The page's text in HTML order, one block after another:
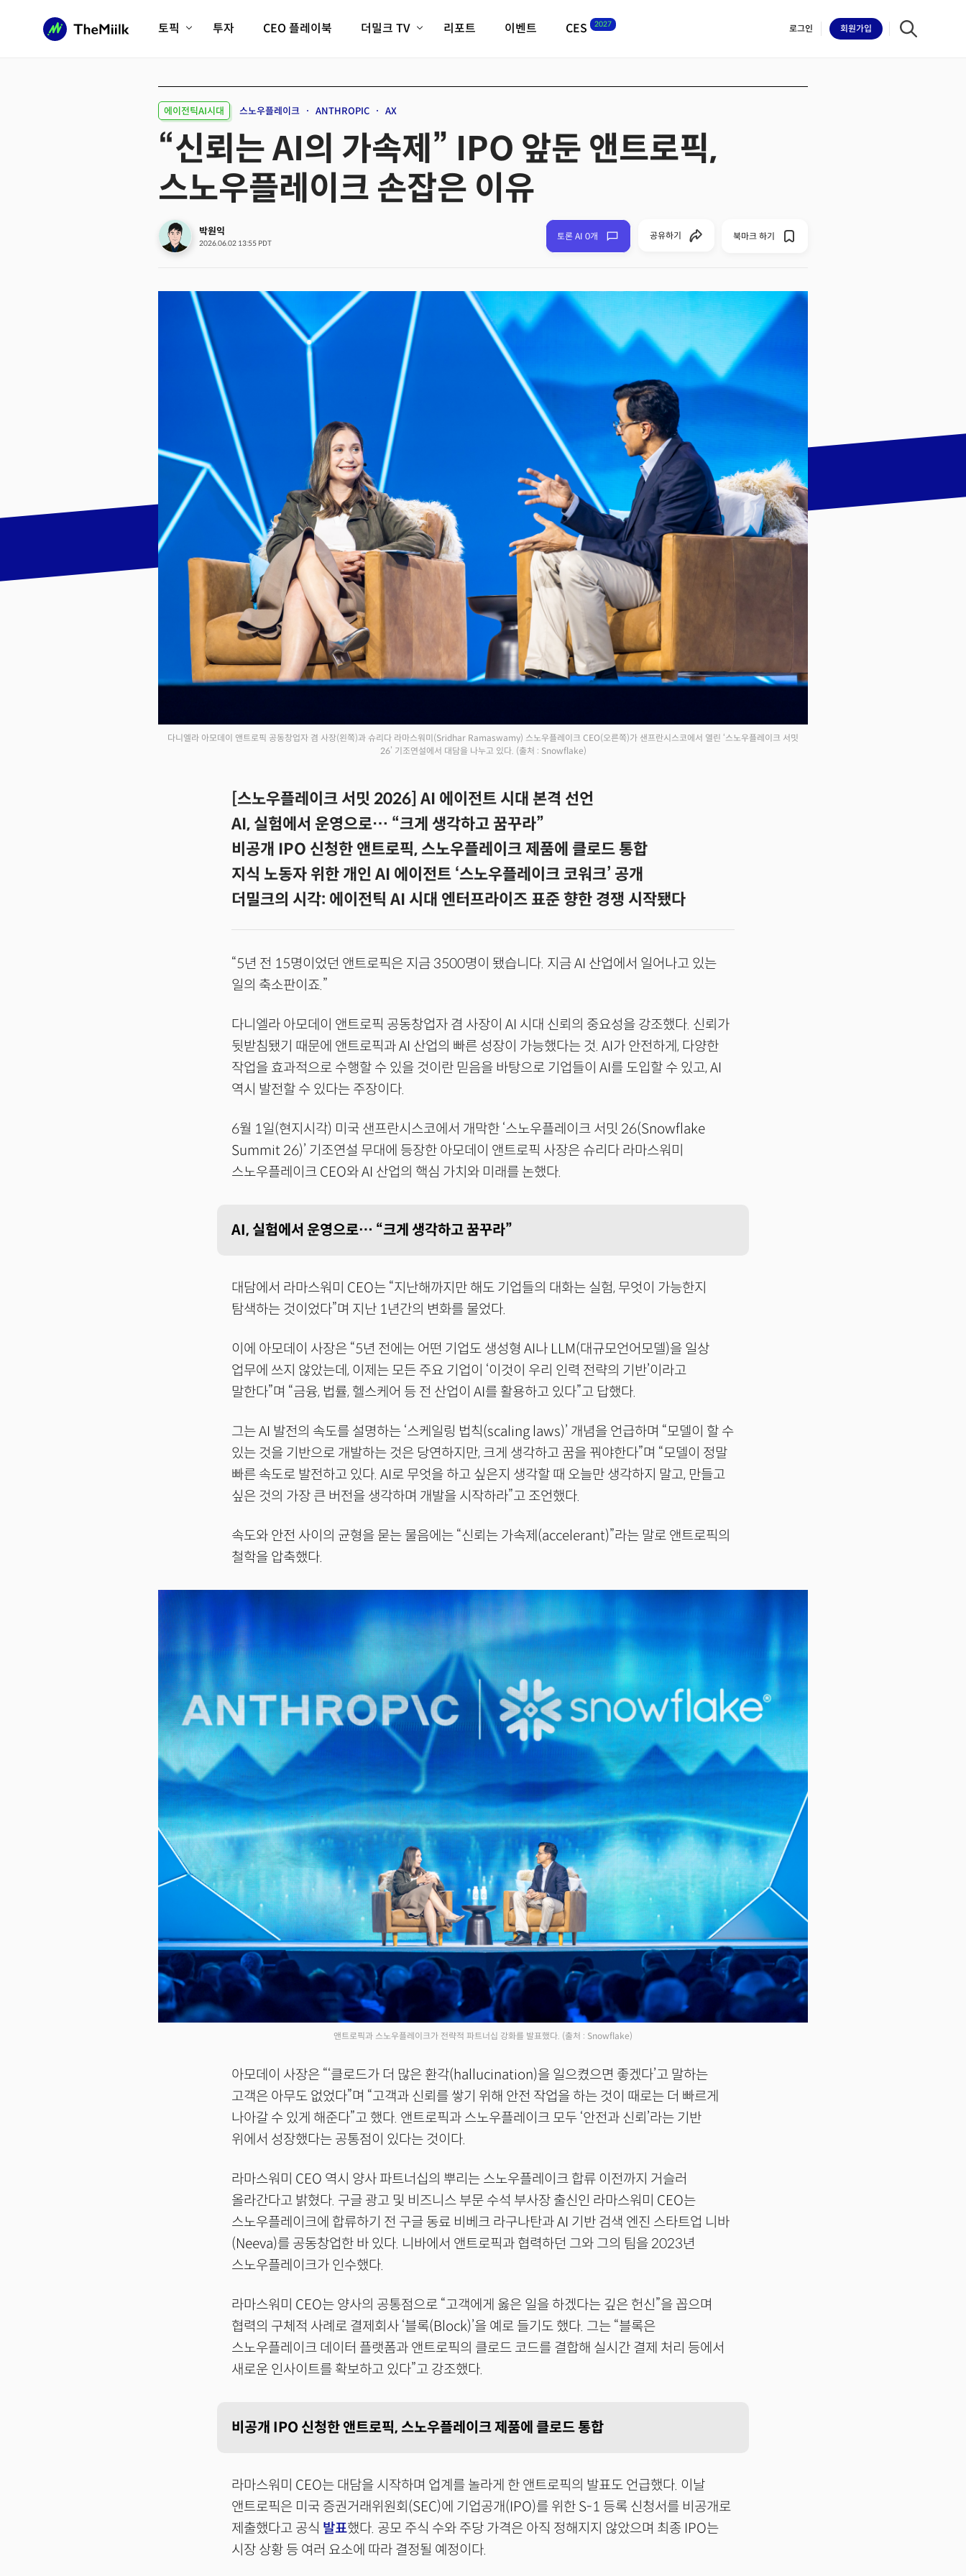
토픽
피지컬AI/로봇
AX비즈니스혁명
디지털자산
미래 교육/직업
전체 기사 보기
투자 CEO 플레이북 더밀크 TV
크리스의 뉴욕 시그널
더밀크 아카데미
더웨이브/트렌드쇼
리포트 이벤트 CES 2027
필드 가이드
CES2027 with TheMiilk
로그인 회원가입
에이전틱AI시대 스노우플레이크 ANTHROPIC AX
“신뢰는 AI의 가속제” IPO 앞둔 앤트로픽,
스노우플레이크 손잡은 이유
박원익
2026.06.02 13:55 PDT
토론 AI 0개 공유하기
Facebook Kakaotalk LinkedIn
기사링크 복사하기
북마크 하기
다니엘라 아모데이 앤트로픽 공동창업자 겸 사장(왼쪽)과 슈리다 라마스워미(Sridhar Ramaswamy) 스노우플레이크 CEO(오른쪽)가 샌프란시스코에서 열린 ‘스노우플레이크 서밋
26’ 기조연설에서 대담을 나누고 있다. (출처 : Snowflake)
[스노우플레이크 서밋 2026] AI 에이전트 시대 본격 선언
AI, 실험에서 운영으로… “크게 생각하고 꿈꾸라”
비공개 IPO 신청한 앤트로픽, 스노우플레이크 제품에 클로드 통합
지식 노동자 위한 개인 AI 에이전트 ‘스노우플레이크 코워크’ 공개
더밀크의 시각: 에이전틱 AI 시대 엔터프라이즈 표준 향한 경쟁 시작됐다
“5년 전 15명이었던 앤트로픽은 지금 3500명이 됐습니다. 지금 AI 산업에서 일어나고 있는
일의 축소판이죠.”
다니엘라 아모데이 앤트로픽 공동창업자 겸 사장이 AI 시대 신뢰의 중요성을 강조했다. 신뢰가
뒷받침됐기 때문에 앤트로픽과 AI 산업의 빠른 성장이 가능했다는 것. AI가 안전하게, 다양한
작업을 효과적으로 수행할 수 있을 것이란 믿음을 바탕으로 기업들이 AI를 도입할 수 있고, AI
역시 발전할 수 있다는 주장이다.
6월 1일(현지시각) 미국 샌프란시스코에서 개막한 ‘스노우플레이크 서밋 26(Snowflake
Summit 26)’ 기조연설 무대에 등장한 아모데이 앤트로픽 사장은 슈리다 라마스워미
스노우플레이크 CEO와 AI 산업의 핵심 가치와 미래를 논했다.
AI, 실험에서 운영으로… “크게 생각하고 꿈꾸라”
대담에서 라마스워미 CEO는 “지난해까지만 해도 기업들의 대화는 실험, 무엇이 가능한지
탐색하는 것이었다”며 지난 1년간의 변화를 물었다.
이에 아모데이 사장은 “5년 전에는 어떤 기업도 생성형 AI나 LLM(대규모언어모델)을 일상
업무에 쓰지 않았는데, 이제는 모든 주요 기업이 ‘이것이 우리 인력 전략의 기반’이라고
말한다”며 “금융, 법률, 헬스케어 등 전 산업이 AI를 활용하고 있다”고 답했다.
그는 AI 발전의 속도를 설명하는 ‘스케일링 법칙(scaling laws)’ 개념을 언급하며 “모델이 할 수
있는 것을 기반으로 개발하는 것은 당연하지만, 크게 생각하고 꿈을 꿔야한다”며 “모델이 정말
빠른 속도로 발전하고 있다. AI로 무엇을 하고 싶은지 생각할 때 오늘만 생각하지 말고, 만들고
싶은 것의 가장 큰 버전을 생각하며 개발을 시작하라”고 조언했다.
속도와 안전 사이의 균형을 묻는 물음에는 “신뢰는 가속제(accelerant)”라는 말로 앤트로픽의
철학을 압축했다.
앤트로픽과 스노우플레이크가 전략적 파트너십 강화를 발표했다. (출처 : Snowflake)
아모데이 사장은 “‘클로드가 더 많은 환각(hallucination)을 일으켰으면 좋겠다’고 말하는
고객은 아무도 없었다”며 “고객과 신뢰를 쌓기 위해 안전 작업을 하는 것이 때로는 더 빠르게
나아갈 수 있게 해준다”고 했다. 앤트로픽과 스노우플레이크 모두 ‘안전과 신뢰’라는 기반
위에서 성장했다는 공통점이 있다는 것이다.
라마스워미 CEO 역시 양사 파트너십의 뿌리는 스노우플레이크 합류 이전까지 거슬러
올라간다고 밝혔다. 구글 광고 및 비즈니스 부문 수석 부사장 출신인 라마스워미 CEO는
스노우플레이크에 합류하기 전 구글 동료 비베크 라구나탄과 AI 기반 검색 엔진 스타트업 니바
(Neeva)를 공동창업한 바 있다. 니바에서 앤트로픽과 협력하던 그와 그의 팀을 2023년
스노우플레이크가 인수했다.
라마스워미 CEO는 양사의 공통점으로 “고객에게 옳은 일을 하겠다는 깊은 헌신”을 꼽으며
협력의 구체적 사례로 결제회사 ‘블록(Block)’을 예로 들기도 했다. 그는 “블록은
스노우플레이크 데이터 플랫폼과 앤트로픽의 클로드 코드를 결합해 실시간 결제 처리 등에서
새로운 인사이트를 확보하고 있다”고 강조했다.
비공개 IPO 신청한 앤트로픽, 스노우플레이크 제품에 클로드 통합
라마스워미 CEO는 대담을 시작하며 업계를 놀라게 한 앤트로픽의 발표도 언급했다. 이날
앤트로픽은 미국 증권거래위원회(SEC)에 기업공개(IPO)를 위한 S-1 등록 신청서를 비공개로
제출했다고 공식 발표했다. 공모 주식 수와 주당 가격은 아직 정해지지 않았으며 최종 IPO는
시장 상황 등 여러 요소에 따라 결정될 예정이다.